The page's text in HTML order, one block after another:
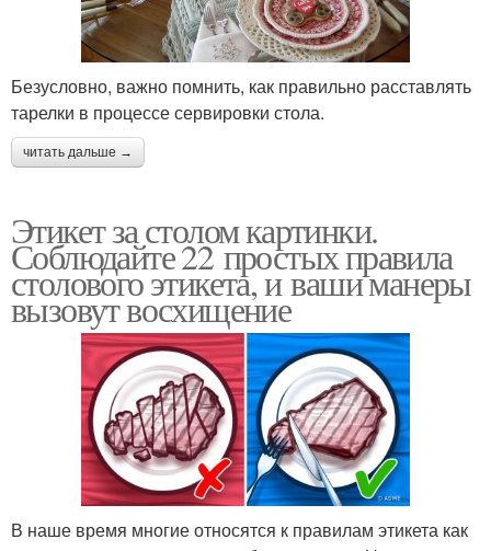
Безусловно, важно помнить, как правильно расставлять
тарелки в процессе сервировки стола.
читать дальше →
Этикет за столом картинки.
Соблюдайте 22 простых правила
столового этикета, и ваши манеры
вызовут восхищение
В наше время многие относятся к правилам этикета как